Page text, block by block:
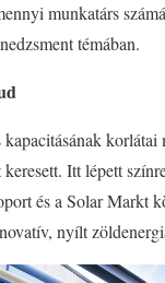
munkatárs
témában.
Itt lépett
és a Solar Markt
nyílt